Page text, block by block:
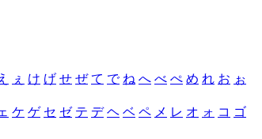
ぇ け げ せ ぜ て で ね へ べ ぺ め れ お ぉ
ケ ゲ セ ゼ テ デ ヘ ベ ペ メ レ オ ォ コ ゴ